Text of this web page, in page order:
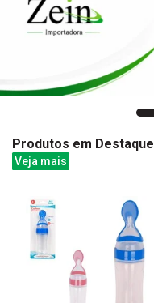
Produtos em Destaque
Veja mais